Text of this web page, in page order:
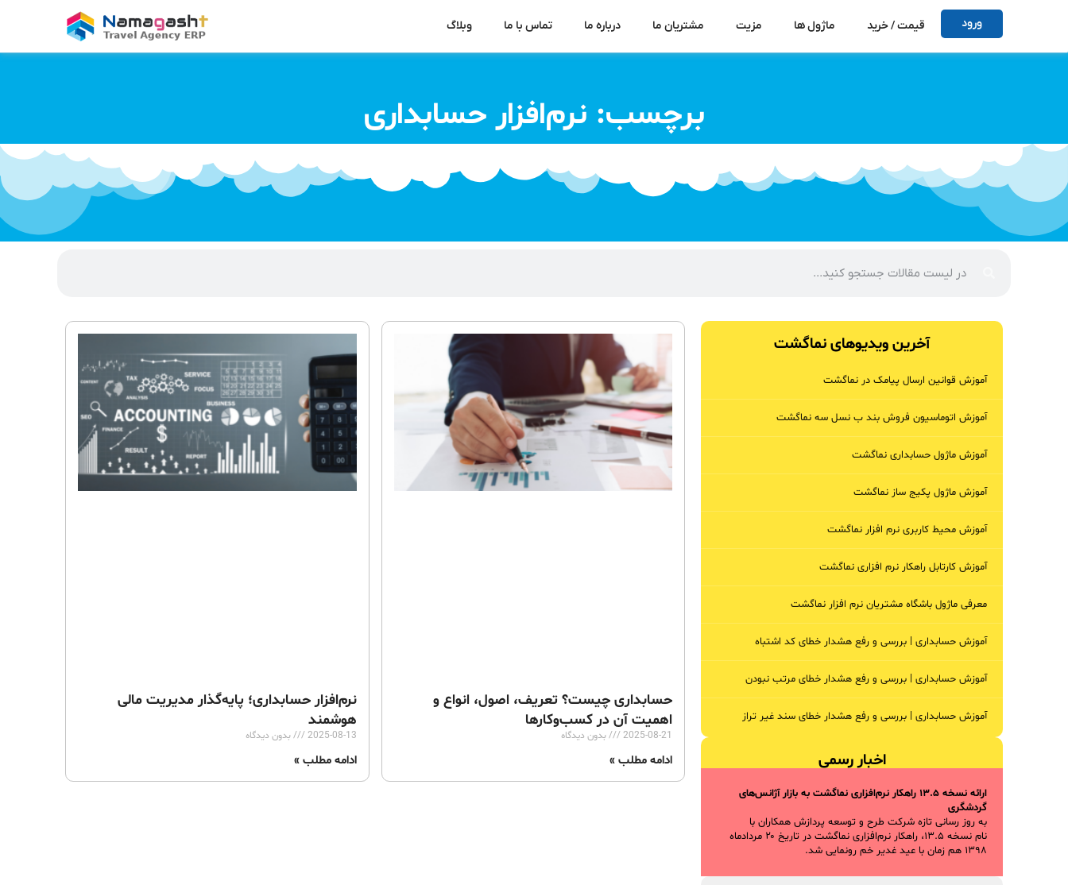
ورود قیمت / خرید ماژول ها مزیت مشتریان ما درباره ما تماس با ما وبلاگ
برچسب: نرم‌افزار حسابداری
آخرین ویدیو‌های نماگشت
آموزش قوانین ارسال پیامک در نماگشت
آموزش اتوماسیون فروش بند ب نسل سه نماگشت
آموزش ماژول حسابداری نماگشت
آموزش ماژول پکیج ساز نماگشت
آموزش محیط کاربری نرم افزار نماگشت
آموزش کارتابل راهکار نرم افزاری نماگشت
معرفی ماژول باشگاه مشتریان نرم افزار نماگشت
آموزش حسابداری | بررسی و رفع هشدار خطای کد اشتباه
آموزش حسابداری | بررسی و رفع هشدار خطای مرتب نبودن
آموزش حسابداری | بررسی و رفع هشدار خطای سند غیر تراز
اخبار رسمی
ارائه نسخه ۱۳.۵ راهکار نرم‌افزاری نماگشت به بازار آژانس‌های
گردشگری
به روز رسانی تازه شرکت طرح و توسعه پردازش همکاران با
نام نسخه ۱۳.۵، راهکار نرم‌افزاری نماگشت در تاریخ ۲۰ مردادماه
۱۳۹۸ هم زمان با عید غدیر خم رونمایی شد.
حسابداری چیست؟ تعریف، اصول، انواع و
اهمیت آن در کسب‌وکارها
2025-08-21 بدون دیدگاه
ادامه مطلب »
نرم‌افزار حسابداری؛ پایه‌گذار مدیریت مالی
هوشمند
2025-08-13 بدون دیدگاه
ادامه مطلب »